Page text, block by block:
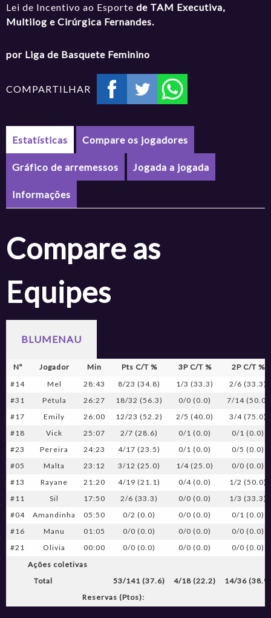
Lei de Incentivo ao Esporte de TAM Executiva,
Multilog e Cirúrgica Fernandes.
por Liga de Basquete Feminino
COMPARTILHAR
Estatísticas Compare os jogadores
Gráfico de arremessos Jogada a jogada
Informações
Compare as
Equipes
BLUMENAU
Nº Jogador Min Pts C/T % 3P C/T %
2P C/T %
#14
Mel 28:43 8/23 (34.8) 1/3 (33.3)
2/6 (33.3)
#31
Pétula 26:27 18/32 (56.3) 0/0 (0.0)
7/14 (50.0)
#17
Emily 26:00 12/23 (52.2) 2/5 (40.0)
3/4 (75.0)
#18
Vick 25:07 2/7 (28.6) 0/1 (0.0)
0/1 (0.0)
#23
Pereira 24:23 4/17 (23.5) 0/1 (0.0)
0/5 (0.0)
#05
Malta 23:12 3/12 (25.0) 1/4 (25.0)
0/0 (0.0)
#13
Rayane 21:20 4/19 (21.1) 0/4 (0.0)
1/2 (50.0)
#11
Sil 17:50 2/6 (33.3) 0/0 (0.0)
1/3 (33.3)
#04
Amandinha 05:50 0/2 (0.0) 0/0 (0.0)
0/1 (0.0)
#16
Manu 01:05 0/0 (0.0) 0/0 (0.0)
0/0 (0.0)
#21
Olivia 00:00 0/0 (0.0) 0/0 (0.0)
0/0 (0.0)
Ações coletivas
Total
53/141 (37.6) 4/18 (22.2)
14/36
Reservas (Ptos):